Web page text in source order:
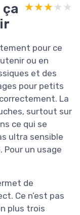
★★★★★
★★★★★
pour ce
ou en
et des
pour petits
La
surtout sur
ce qui se
ultra sensible
Pour un usage
de
Ce n’est pas
plus trois